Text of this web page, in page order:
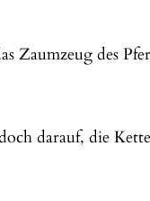
des
darauf, die